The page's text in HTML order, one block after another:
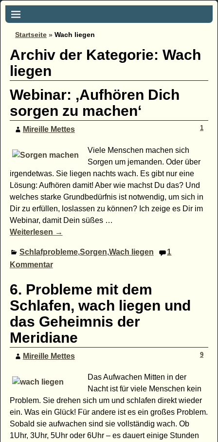
Startseite » Wach liegen
Archiv der Kategorie: Wach
liegen
Webinar: ‚Aufhören Dich
sorgen zu machen‘
Mireille Mettes 1
Viele Menschen machen sich
Sorgen um jemanden. Oder über
irgendetwas. Sie liegen nachts wach. Es gibt nur eine
Lösung: Aufhören damit! Aber wie machst Du das? Und
welches starke Grundbedürfnis ist notwendig, um sich in
Dir zu erfüllen, loslassen zu können? Ich zeige es Dir im
Webinar, damit Dein süßes …
Weiterlesen →
Schlafprobleme,Sorgen,Wach liegen
1
Kommentar
6. Probleme mit dem
Schlafen, wach liegen und
das Geheimnis der
Meridiane
Mireille Mettes 9
Das Aufwachen Mitten in der
Nacht ist für viele Menschen kein
Problem. Sie drehen sich um und schlafen direkt wieder
ein. Was ein Glück! Für andere ist es ein großes Problem.
Sobald sie aufwachen sind sie vollständig wach. Ob
1Uhr, 3Uhr, 5Uhr oder 6Uhr – es dauert einige Stunden